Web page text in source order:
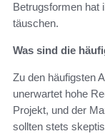
Betrugsformen hat
täuschen.
Was sind die
Zu den häufigsten
unerwartet hohe
Projekt, und der
sollten stets